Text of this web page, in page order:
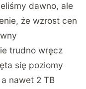
dawno, ale
że wzrost cen
trudno wręcz
się poziomy
nawet 2 TB